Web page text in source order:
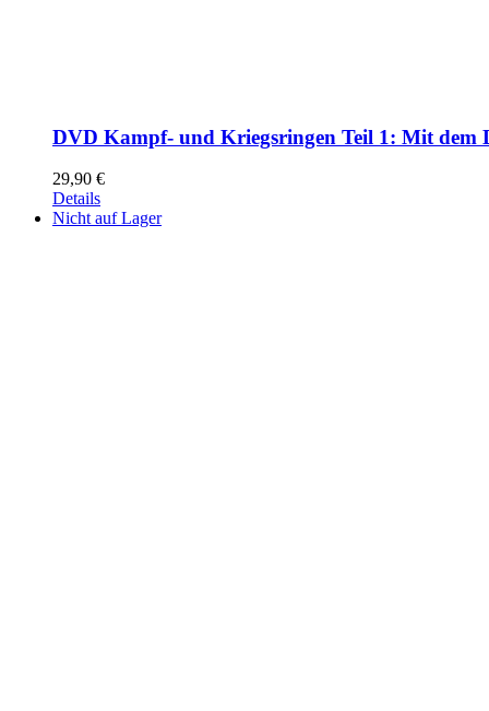
DVD Kampf- und Kriegsringen Teil 1: Mit dem
29,90 €
Details
Nicht auf Lager